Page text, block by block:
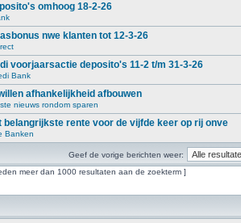
omhoog 18-2-26
nwe klanten tot 12-3-26
voorjaarsactie deposito's 11-2 t/m 31-3-26
Bank
afhankelijkheid afbouwen
nieuws rondom sparen
belangrijkste rente voor de vijfde keer op rij onve
Banken
Geef de vorige berichten weer:
meer dan 1000 resultaten aan de zoekterm ]